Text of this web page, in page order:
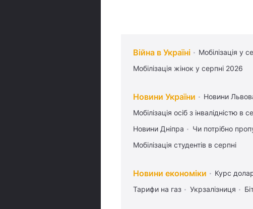
Війна в Україні Мобілізація у
Мобілізація жінок у серпні 2026
Новини України Новини
Мобілізація осіб з інвалідністю в
Новини Дніпра
Чи потрібно
Мобілізація студентів в серпні
Новини економіки Курс
Тарифи на газ
Укрзалізниця